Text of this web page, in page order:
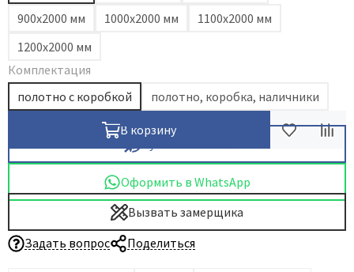
900х2000 мм
1000х2000 мм
1100х2000 мм
1200х2000 мм
Комплектация
полотно с коробкой
полотно, коробка, наличники
В корзину
Оформить в WhatsApp
Вызвать замерщика
Задать вопрос
Поделиться